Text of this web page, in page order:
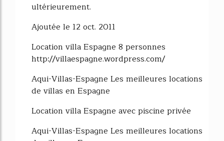
ultérieurement.
Ajoutée le 12 oct. 2011
Location villa Espagne 8 personnes
http://villaespagne.wordpress.com/
Aqui-Villas-Espagne Les meilleures locations
de villas en Espagne
Location villa Espagne avec piscine privée
Aqui-Villas-Espagne Les meilleures locations